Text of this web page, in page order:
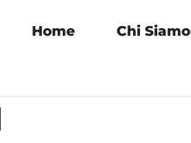
Home Chi Siamo